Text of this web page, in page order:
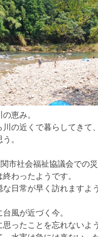
恵み。
川の近くで暮らしてきて
。
市社会福祉協議会での
わったようです。
日常が早く訪れますよ
風が近づく今。
ったことを忘れないよ